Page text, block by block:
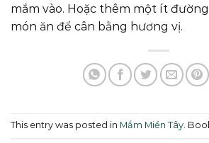
mắm vào. Hoặc thêm một ít
món ăn để cân bằng hương vị.
This entry was posted in Mắm Miền Tây.